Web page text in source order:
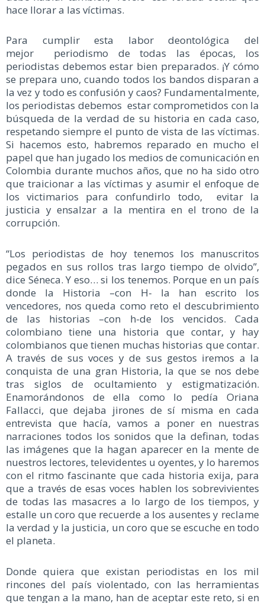
hace llorar a las víctimas.
Para cumplir esta labor deontológica del
mejor periodismo de todas las épocas, los
periodistas debemos estar bien preparados. ¡Y cómo
se prepara uno, cuando todos los bandos disparan a
la vez y todo es confusión y caos? Fundamentalmente,
los periodistas debemos estar comprometidos con la
búsqueda de la verdad de su historia en cada caso,
respetando siempre el punto de vista de las víctimas.
Si hacemos esto, habremos reparado en mucho el
papel que han jugado los medios de comunicación en
Colombia durante muchos años, que no ha sido otro
que traicionar a las víctimas y asumir el enfoque de
los victimarios para confundirlo todo, evitar la
justicia y ensalzar a la mentira en el trono de la
corrupción.
“Los periodistas de hoy tenemos los manuscritos
pegados en sus rollos tras largo tiempo de olvido”,
dice Séneca. Y eso… si los tenemos. Porque en un país
donde la Historia –con H- la han escrito los
vencedores, nos queda como reto el descubrimiento
de las historias –con h-de los vencidos. Cada
colombiano tiene una historia que contar, y hay
colombianos que tienen muchas historias que contar.
A través de sus voces y de sus gestos iremos a la
conquista de una gran Historia, la que se nos debe
tras siglos de ocultamiento y estigmatización.
Enamorándonos de ella como lo pedía Oriana
Fallacci, que dejaba jirones de sí misma en cada
entrevista que hacía, vamos a poner en nuestras
narraciones todos los sonidos que la definan, todas
las imágenes que la hagan aparecer en la mente de
nuestros lectores, televidentes u oyentes, y lo haremos
con el ritmo fascinante que cada historia exija, para
que a través de esas voces hablen los sobrevivientes
de todas las masacres a lo largo de los tiempos, y
estalle un coro que recuerde a los ausentes y reclame
la verdad y la justicia, un coro que se escuche en todo
el planeta.
Donde quiera que existan periodistas en los mil
rincones del país violentado, con las herramientas
que tengan a la mano, han de aceptar este reto, si en